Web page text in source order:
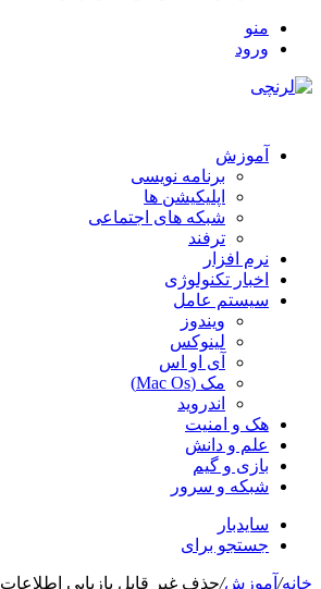
منو
ورود
آموزش
برنامه نویسی
اپلیکیشن ها
شبکه های اجتماعی
ترفند
نرم افزار
اخبار تکنولوژی
سیستم عامل
ویندوز
لینوکس
آی او اس
مک (Mac Os)
اندروید
هک و امنیت
علم و دانش
بازی و گیم
شبکه و سرور
سایدبار
جستجو برای
خانه/ آموزش/حذف غیر قابل بازیابی اطلاعات